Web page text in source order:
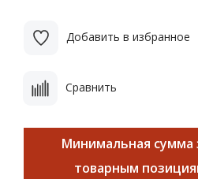
Добавить в избранное
Сравнить
Минимальная сумма
товарным